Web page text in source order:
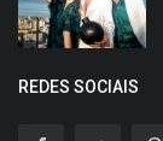
REDES SOCIAIS